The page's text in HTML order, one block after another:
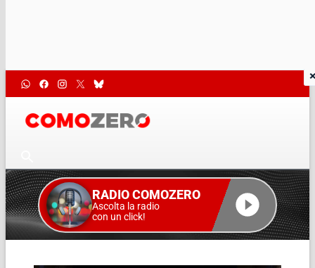
RADIO COMOZERO
Ascolta la radio
con un click!